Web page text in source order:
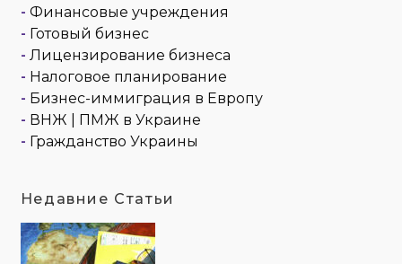
- Финансовые учреждения
- Готовый бизнес
- Лицензирование бизнеса
- Налоговое планирование
- Бизнес-иммиграция в Европу
- ВНЖ | ПМЖ в Украине
- Гражданство Украины
Недавние Статьи